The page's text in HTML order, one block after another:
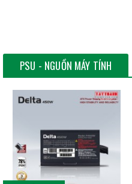
PSU - NGUỒN MÁY TÍNH